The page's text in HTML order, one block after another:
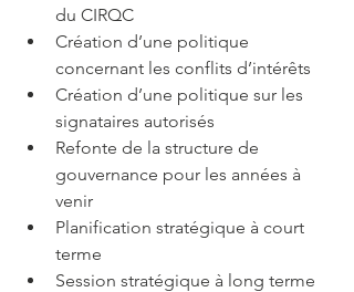
du CIRQC
Création d’une politique
concernant les conflits d’intérêts
Création d’une politique sur les
signataires autorisés
Refonte de la structure de
gouvernance pour les années à
venir
Planification stratégique à court
terme
Session stratégique à long terme